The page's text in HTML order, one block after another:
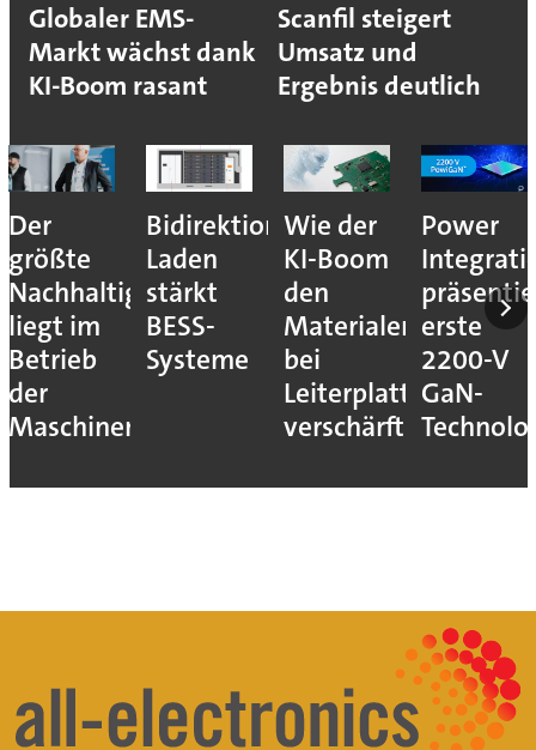
Globaler EMS-
Markt wächst dank
KI-Boom rasant
Scanfil steigert
Umsatz und
Ergebnis deutlich
Der
größte
Nachhaltigkeitshebel
liegt im
Betrieb
der
Maschinen
Bidirektionales
Laden
stärkt
BESS-
Systeme
Wie der
KI-Boom
den
Materialengpass
bei
Leiterplatten
verschärft
Power
erste
2200-V
GaN-